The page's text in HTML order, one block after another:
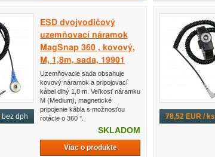
bez dph
ESD dvojvodičový
uzemňovací náramok
MagSnap 360 , kovový,
M, 1,8m, sada, 19901
Uzemňovacie sada obsahuje
kovový náramok a pripojovací
kábel dlhý 1,8 m. Veľkosť náramku
M (Medium), magnetické
pripojenie kábla s možnosťou
rotácie o 360 °.
SKLADOM
Viac o produkte
78,52 EUR / ks